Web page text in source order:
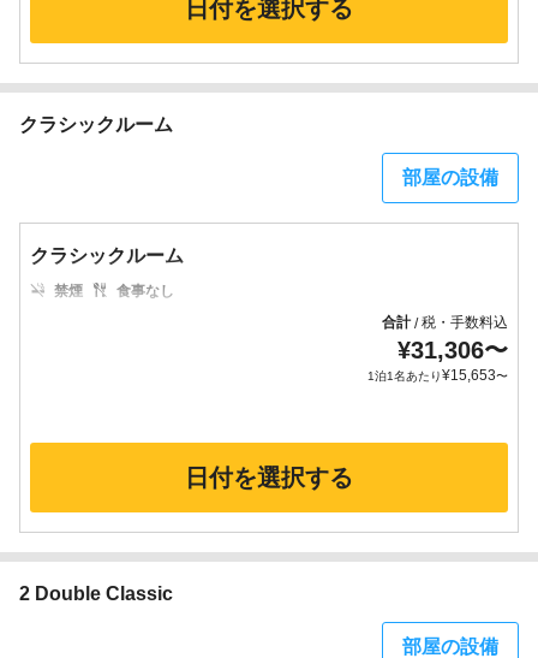
日付を選択する
クラシックルーム
部屋の設備
クラシックルーム
禁煙
食事なし
合計/税・手数料込
¥31,306〜
1泊1名あたり¥15,653〜
日付を選択する
2 Double Classic
部屋の設備